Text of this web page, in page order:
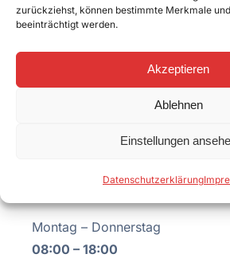
zurückziehst, können bestimmte Merkmale
beeinträchtigt werden.
Akzeptieren
Ablehnen
Einstellungen
Datenschutzerklärung
zurückrufen? Schicken Sie uns
Erreichbar
Montag – Donnerstag
08:00 – 18:00